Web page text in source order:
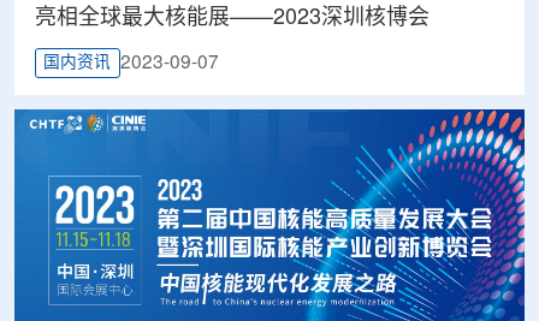
亮相全球最大核能展——2023深圳核博会
国内资讯 2023-09-07